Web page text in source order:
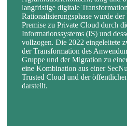
langfristige digitale
Rationalisierungsphase wurde
Premise zu Private Cloud durch
Informationssystems (IS) und
vollzogen. Die 2022 eingeleitete
der Transformation des
Gruppe und der Migration zu
eine Kombination aus einer
Trusted Cloud und der
darstellt.
Entwicklung)
Das IRD ist eine international
Einrichtung, die Forschung
Nutzen der Länder des Südens
Programms zur digitalen
großen technologischen
Um ihr Wachstum zu
ihres IS zu erhöhen, stützte sich
Cloud Temple, um Schritt für
Neugestaltung ihrer
Im Laufe der Jahre hat Cloud
ermöglicht, ihre IT-Ausgaben
insbesondere durch die
virtuellen Maschinen - und ihre
ihr Kerngeschäft zu fokussieren.